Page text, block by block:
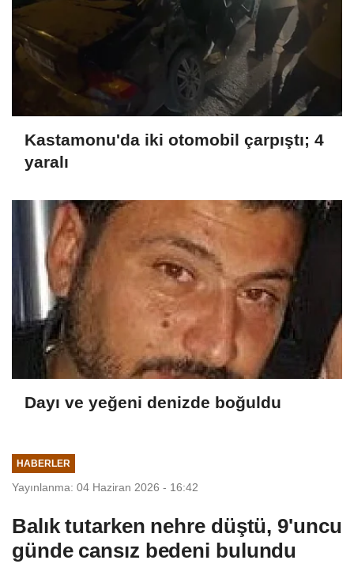
Kastamonu'da iki otomobil çarpıştı; 4
yaralı
Dayı ve yeğeni denizde boğuldu
HABERLER
Yayınlanma: 04 Haziran 2026 - 16:42
Balık tutarken nehre düştü, 9'uncu
günde cansız bedeni bulundu